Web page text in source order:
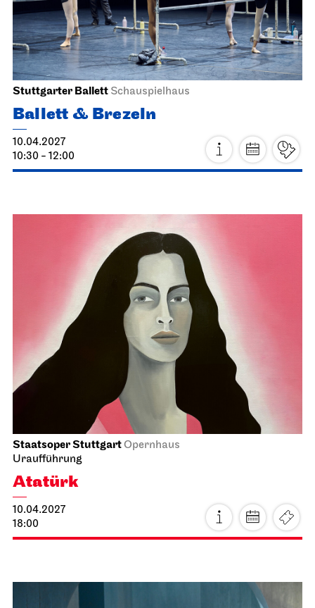
MODERN ELEGIES
21.03.2027
19:00
Schauspiel Stuttgart Schauspielhaus
Buddenbrooks
21.03.2027
Mo, 22.03.2027